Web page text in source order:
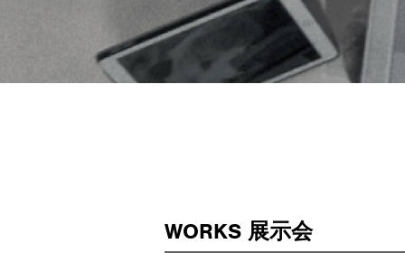
WORKS 展示会